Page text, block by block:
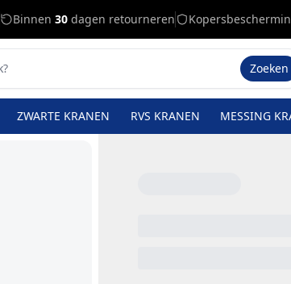
Binnen 30 dagen retourneren
Zoeken
ZWARTE KRANEN RVS KRANEN MESSING